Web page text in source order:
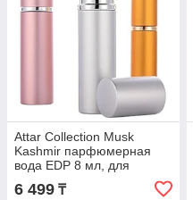
Attar Collection Musk
Kashmir парфюмерная
вода EDP 8 мл, для
женщин
6 499 ₸